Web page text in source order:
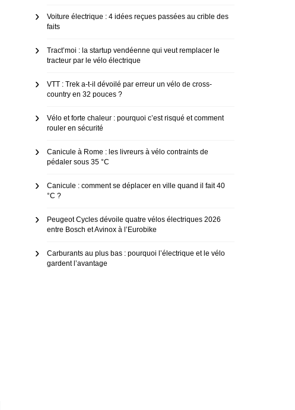
Voiture électrique : 4 idées reçues passées au crible des
faits
Tract’moi : la startup vendéenne qui veut remplacer le
tracteur par le vélo électrique
VTT : Trek a-t-il dévoilé par erreur un vélo de cross-
country en 32 pouces ?
Vélo et forte chaleur : pourquoi c’est risqué et comment
rouler en sécurité
Canicule à Rome : les livreurs à vélo contraints de
pédaler sous 35 °C
Canicule : comment se déplacer en ville quand il fait 40
°C ?
Peugeot Cycles dévoile quatre vélos électriques 2026
entre Bosch et Avinox à l’Eurobike
Carburants au plus bas : pourquoi l’électrique et le vélo
gardent l’avantage